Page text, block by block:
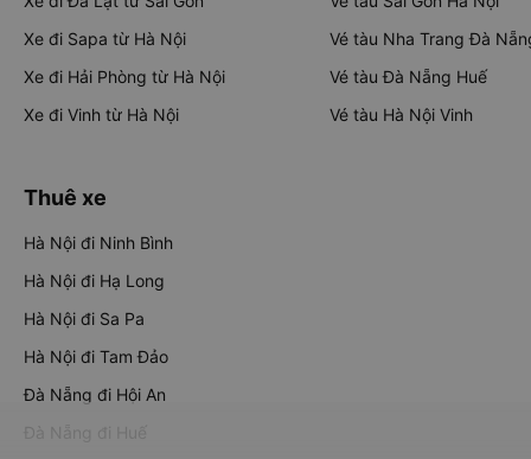
Xe đi Sapa từ Hà Nội
Xe đi Hải Phòng từ Hà Nội
Xe đi Vinh từ Hà Nội
Vé tàu Nha Trang Đà
Vé tàu Đà Nẵng Huế
Vé tàu Hà Nội Vinh
Thuê xe
Hà Nội đi Ninh Bình
Hà Nội đi Hạ Long
Hà Nội đi Sa Pa
Hà Nội đi Tam Đảo
Đà Nẵng đi Hội An
Đà Nẵng đi Huế